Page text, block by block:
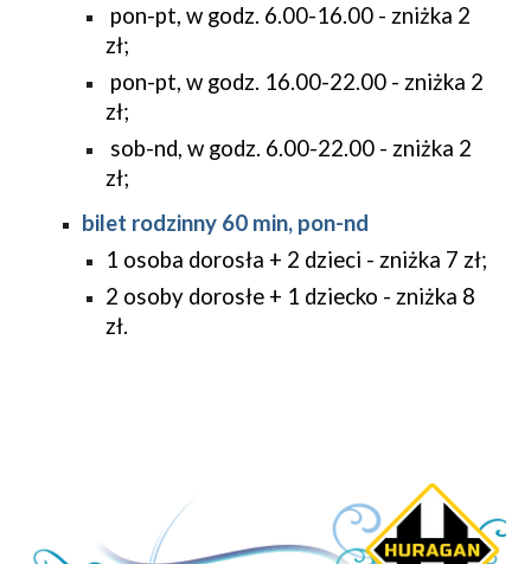
pon-pt, w godz. 6.00-16.00 - zniżka 2
zł;
pon-pt, w godz. 16.00-22.00 - zniżka 2
zł;
sob-nd, w godz. 6.00-22.00 - zniżka 2
zł;
bilet rodzinny 60 min, pon-nd
1 osoba dorosła + 2 dzieci - zniżka 7 zł;
2 osoby dorosłe + 1 dziecko - zniżka 8
zł.